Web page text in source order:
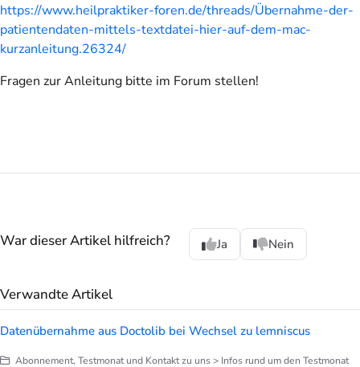
https://www.heilpraktiker-foren.de/threads/Übernahme-der-
patientendaten-mittels-textdatei-hier-auf-dem-mac-
kurzanleitung.26324/
Fragen zur Anleitung bitte im Forum stellen!
War dieser Artikel hilfreich? Ja Nein
Verwandte Artikel
Datenübernahme aus Doctolib bei Wechsel zu lemniscus
Abonnement, Testmonat und Kontakt zu uns > Infos rund um den Testmonat